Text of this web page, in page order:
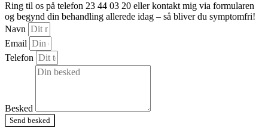
Ring til os på telefon 23 44 03 20 eller kontakt mig via formularen
og begynd din behandling allerede idag – så bliver du symptomfri!
Navn
Email
Telefon
Besked
Send besked